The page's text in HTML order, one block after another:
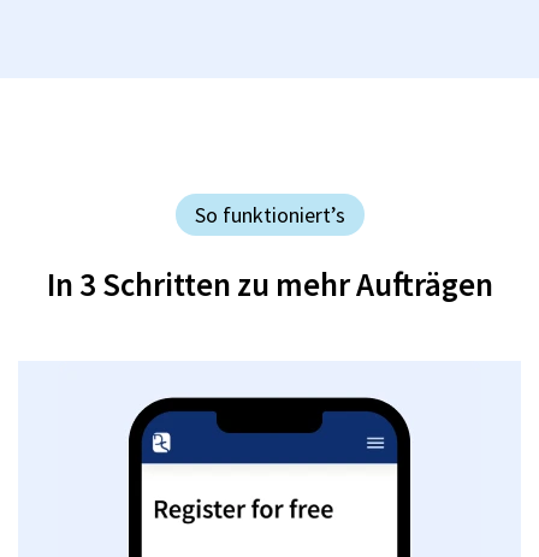
So funktioniert’s
In 3 Schritten zu mehr Aufträgen